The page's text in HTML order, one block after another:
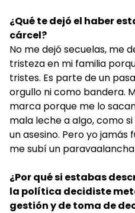
¿Qué te dejó el haber
cárcel?
No me dejó secuelas, me
tristeza en mi familia
tristes. Es parte de un
orgullo ni como bandera.
marca porque me lo
mala leche a algo, como
un asesino. Pero yo
me subí un paravaalancha.
¿Por qué si estabas
la política decidiste
gestión y de toma de